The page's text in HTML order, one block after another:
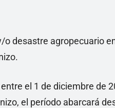
o desastre agropecuario
el 1 de diciembre de
el período abarcará